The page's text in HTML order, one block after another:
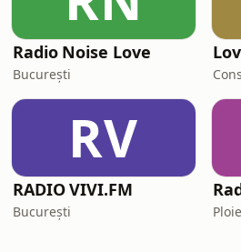
Radio Noise Love
București
RV
RADIO VIVI.FM
București